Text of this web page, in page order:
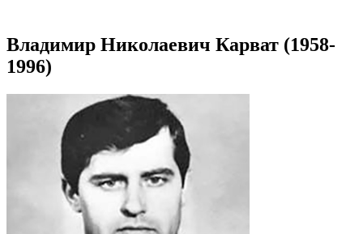
Владимир Николаевич Карват (1958-
1996)